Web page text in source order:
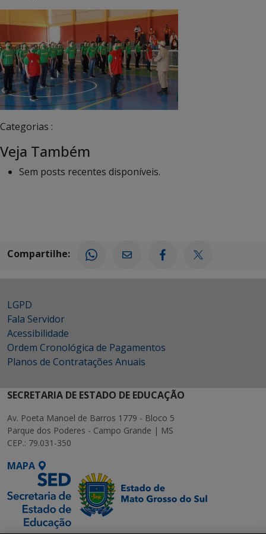
Categorias :
Veja Também
Sem posts recentes disponíveis.
Compartilhe:
LGPD
Fala Servidor
Acessibilidade
Ordem Cronológica de Pagamentos
Planos de Contratações Anuais
SECRETARIA DE ESTADO DE EDUCAÇÃO
Av. Poeta Manoel de Barros 1779 - Bloco 5
Parque dos Poderes - Campo Grande | MS
CEP.: 79.031-350
MAPA